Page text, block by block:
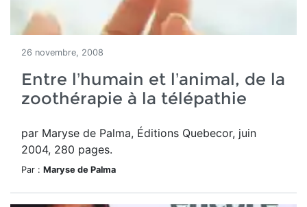
26 novembre, 2008
Entre l’humain et l’animal, de la
zoothérapie à la télépathie
par Maryse de Palma, Éditions Quebecor, juin
2004, 280 pages.
Par : Maryse de Palma